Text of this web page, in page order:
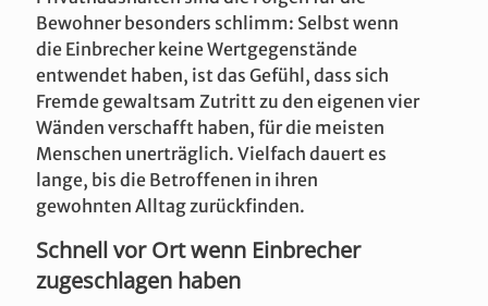
Bewohner besonders schlimm: Selbst wenn
die Einbrecher keine Wertgegenstände
entwendet haben, ist das Gefühl, dass sich
Fremde gewaltsam Zutritt zu den eigenen vier
Wänden verschafft haben, für die meisten
Menschen unerträglich. Vielfach dauert es
lange, bis die Betroffenen in ihren
gewohnten Alltag zurückfinden.
Schnell vor Ort wenn Einbrecher
zugeschlagen haben